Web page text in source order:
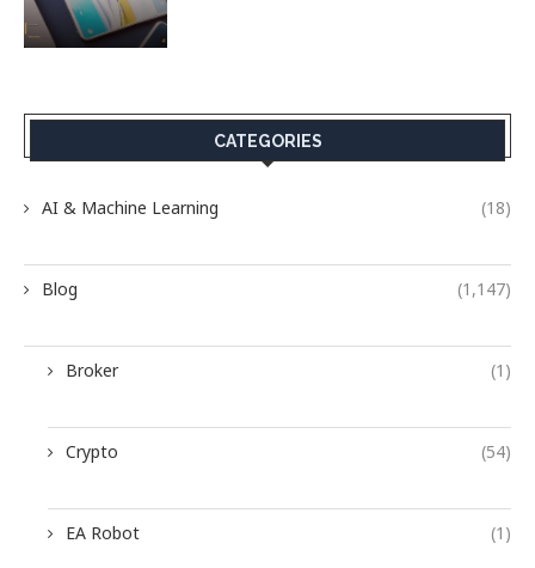
CATEGORIES
AI & Machine Learning (18)
Blog (1,147)
Broker (1)
Crypto (54)
EA Robot (1)